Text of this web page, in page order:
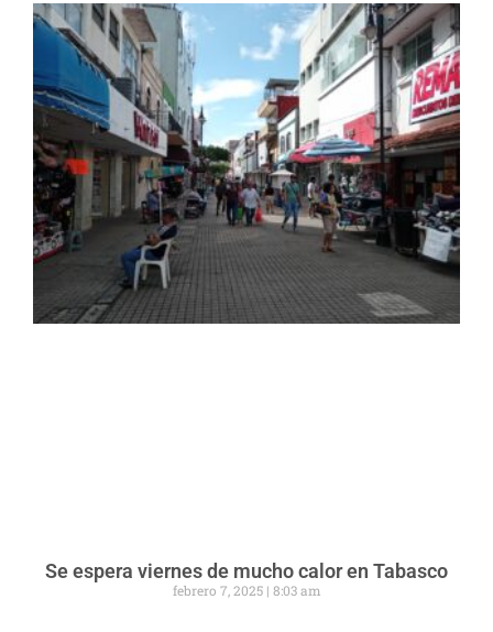
Se espera viernes de mucho calor en Tabasco
febrero 7, 2025 8:03 am